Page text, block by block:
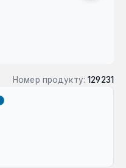
Номер продукту: 129231